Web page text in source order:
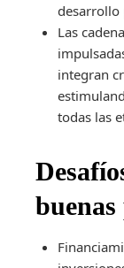
desarrollo
Las
integran
todas las